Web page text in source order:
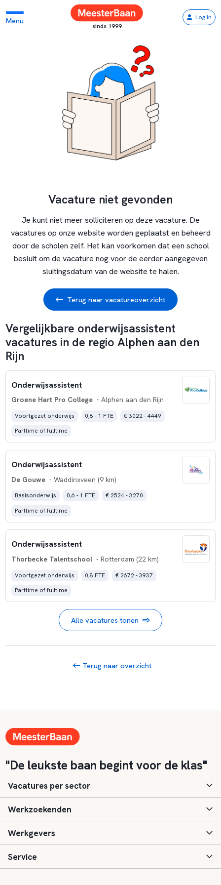
Menu
sinds 1999
Log in
Vacature niet gevonden
Je kunt niet meer solliciteren op deze vacature. De
vacatures op onze website worden geplaatst en beheerd
door de scholen zelf. Het kan voorkomen dat een school
besluit om de vacature nog voor de eerder aangegeven
sluitingsdatum van de website te halen.
Terug naar vacatureoverzicht
Vergelijkbare onderwijsassistent
vacatures in de regio Alphen aan den
Rijn
Onderwijsassistent
Groene Hart Pro College - Alphen aan den Rijn
Voortgezet onderwijs 0,8 - 1 FTE
€ 3022 - 4449
Parttime of fulltime
Onderwijsassistent
De Gouwe - Waddinxveen (9 km)
Basisonderwijs 0,6 - 1 FTE
€ 2524 - 3270
Parttime of fulltime
Onderwijsassistent
Thorbecke Talentschool - Rotterdam (22 km)
Voortgezet onderwijs 0,8 FTE
€ 2672 - 3937
Parttime of fulltime
Alle vacatures tonen
Terug naar overzicht
"De leukste baan begint voor de klas"
Vacatures per sector
Basisonderwijs
Speciaal (basis) onderwijs
Voortgezet onderwijs
Werkzoekenden
Aanmelden
Vacatures
Werkgevers
Inloggen
Service